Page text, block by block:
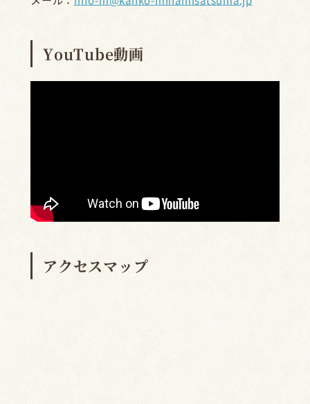
YouTube動画
アクセスマップ